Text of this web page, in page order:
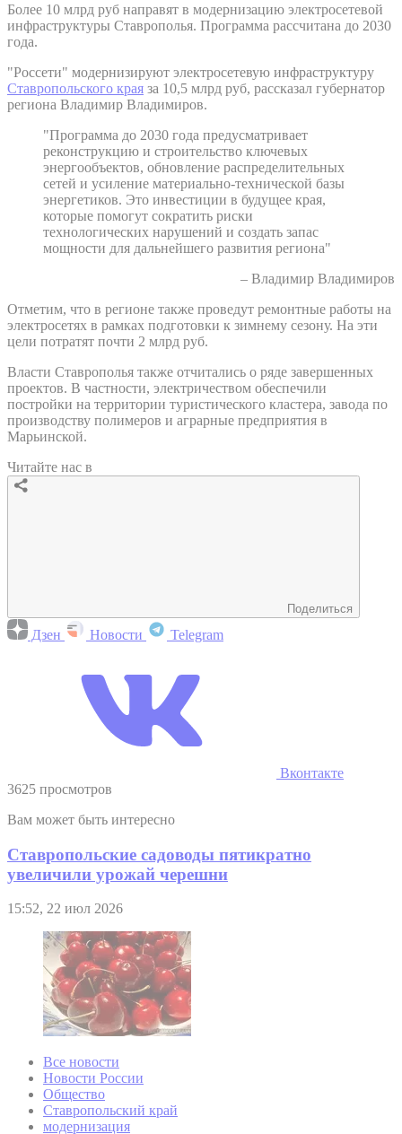
Более 10 млрд руб направят в модернизацию электросетевой
инфраструктуры Ставрополья. Программа рассчитана до 2030
года.
"Россети" модернизируют электросетевую инфраструктуру
Ставропольского края за 10,5 млрд руб, рассказал губернатор
региона Владимир Владимиров.
"Программа до 2030 года предусматривает
реконструкцию и строительство ключевых
энергообъектов, обновление распределительных
сетей и усиление материально-технической базы
энергетиков. Это инвестиции в будущее края,
которые помогут сократить риски
технологических нарушений и создать запас
мощности для дальнейшего развития региона"
– Владимир Владимиров
Отметим, что в регионе также проведут ремонтные работы на
электросетях в рамках подготовки к зимнему сезону. На эти
цели потратят почти 2 млрд руб.
Власти Ставрополья также отчитались о ряде завершенных
проектов. В частности, электричеством обеспечили
постройки на территории туристического кластера, завода по
производству полимеров и аграрные предприятия в
Марьинской.
Читайте нас в
Поделиться
Дзен Новости Telegram
Вконтакте
3625 просмотров
Вам может быть интересно
Ставропольские садоводы пятикратно
увеличили урожай черешни
15:52, 22 июл 2026
Все новости
Новости России
Общество
Ставропольский край
модернизация